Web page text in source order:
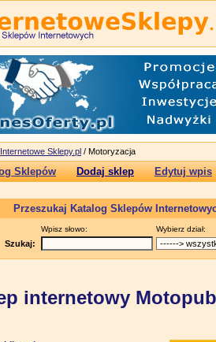
Internetowe Sklepy.pl / Motoryzacja
Sklepów Dodaj sklep Edytuj wpis
Przeszukaj Katalog Sklepów
Wpisz słowo: Wybierz dział:
Szukaj:
internetowy